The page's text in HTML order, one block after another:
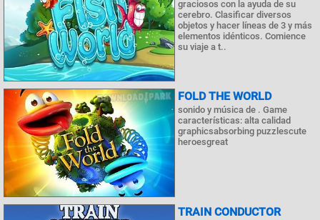
graciosos con la ayuda de su
cerebro. Clasificar diversos
objetos y hacer líneas de 3 y más
elementos idénticos. Comience
su viaje a t..
FOLD THE WORLD
sonido y música de . Game
características: alta calidad
graphicsabsorbing puzzlescute
heroesgreat
TRAIN CONDUCTOR